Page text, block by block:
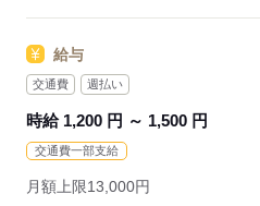
機械の洗浄・片付け
製造が終わったら、調合タンク
給与
交通費 週払い
時給 1,200 円 ～ 1,500 円
交通費一部支給
月額上限13,000円